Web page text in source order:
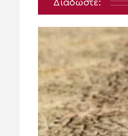
Διαδώστε: